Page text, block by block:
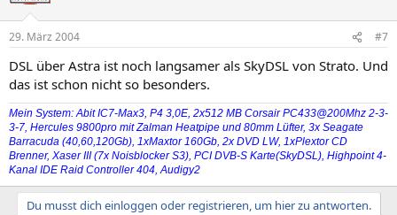
29. März 2004 #7
DSL über Astra ist noch langsamer als SkyDSL von Strato. Und
das ist schon nicht so besonders.
Mein System: Abit IC7-Max3, P4 3,0E, 2x512 MB Corsair PC433@200Mhz 2-3-
3-7, Hercules 9800pro mit Zalman Heatpipe und 80mm Lüfter, 3x Seagate
Barracuda (40,60,120Gb), 1xMaxtor 160Gb, 2x DVD LW, 1xPlextor CD
Brenner, Xaser III (7x Noisblocker S3), PCI DVB-S Karte(SkyDSL), Highpoint 4-
Kanal IDE Raid Controller 404, Audigy2
Du musst dich einloggen oder registrieren, um hier zu antworten.